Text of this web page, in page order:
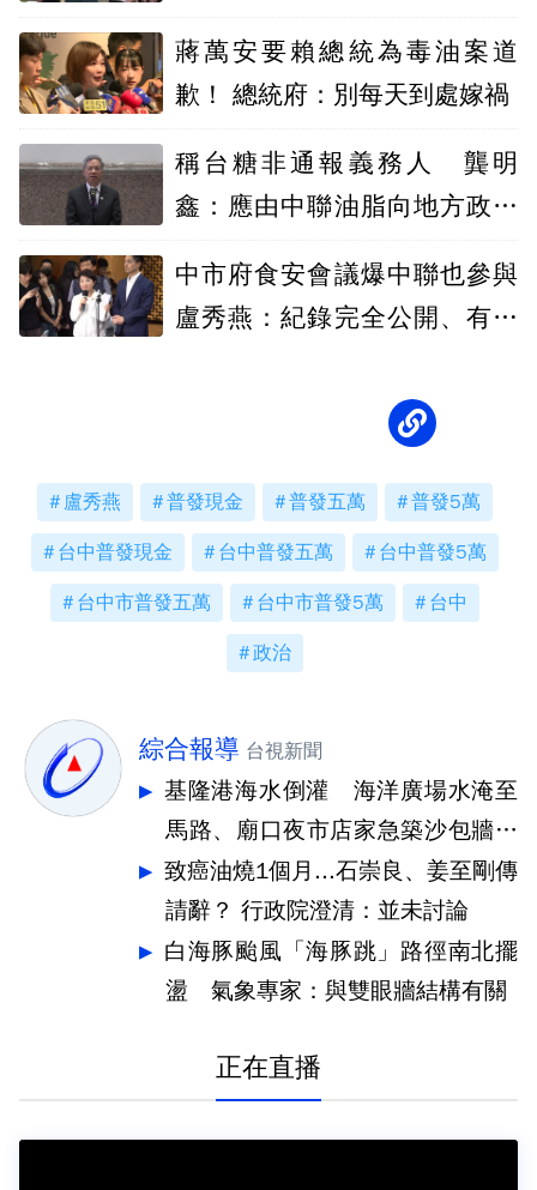
蔣萬安要賴總統為毒油案道
歉！ 總統府：別每天到處嫁禍
稱台糖非通報義務人 龔明
鑫：應由中聯油脂向地方政府
中市府食安會議爆中聯也參與
盧秀燕：紀錄完全公開、有邀
盧秀燕 普發現金 普發五萬 普發5萬
台中普發現金 台中普發五萬 台中普發5萬
台中市普發五萬 台中市普發5萬 台中
政治
綜合報導 台視新聞
基隆港海水倒灌 海洋廣場水淹至
馬路、廟口夜市店家急築沙包牆擋
水
致癌油燒1個月...石崇良、姜至剛傳
請辭？ 行政院澄清：並未討論
白海豚颱風「海豚跳」路徑南北擺
盪 氣象專家：與雙眼牆結構有關
正在直播